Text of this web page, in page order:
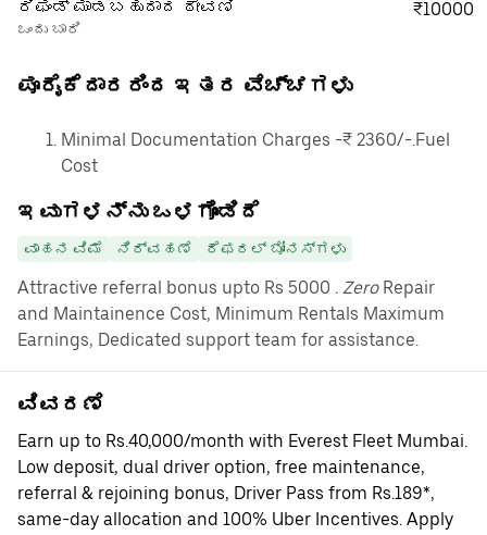
ರಿಫಂಡ್ ಮಾಡಬಹುದಾದ ಠೇವಣಿ
ಒಂದು ಬಾರಿ
₹10000
ಪೂರೈಕೆದಾರರಿಂದ ಇತರ ವೆಚ್ಚಗಳು
Minimal Documentation Charges -₹ 2360/-.Fuel
Cost
ಇವುಗಳನ್ನು ಒಳಗೊಂಡಿದೆ
ವಾಹನ ವಿಮೆ ನಿರ್ವಹಣೆ ರೆಫರಲ್ ಬೋನಸ್‌ಗಳು
Attractive referral bonus upto Rs 5000 . ZeroRepair
and Maintainence Cost, Minimum Rentals Maximum
Earnings, Dedicated support team for assistance.
ವಿವರಣೆ
Earn up to Rs.40,000/month with Everest Fleet Mumbai.
Low deposit, dual driver option, free maintenance,
referral & rejoining bonus, Driver Pass from Rs.189*,
same-day allocation and 100% Uber Incentives. Apply